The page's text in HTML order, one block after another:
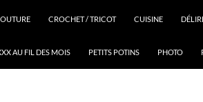
CROCHET / TRICOT CUISINE
AU FIL DES MOIS PETITS POTINS PHOTO